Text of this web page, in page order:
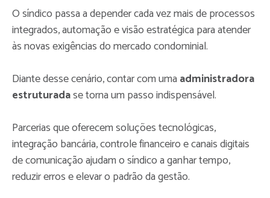
O síndico passa a depender cada vez mais de processos
integrados, automação e visão estratégica para atender
às novas exigências do mercado condominial.
Diante desse cenário, contar com uma administradora
estruturadase torna um passo indispensável.
Parcerias que oferecem soluções tecnológicas,
integração bancária, controle financeiro e canais digitais
de comunicação ajudam o síndico a ganhar tempo,
reduzir erros e elevar o padrão da gestão.